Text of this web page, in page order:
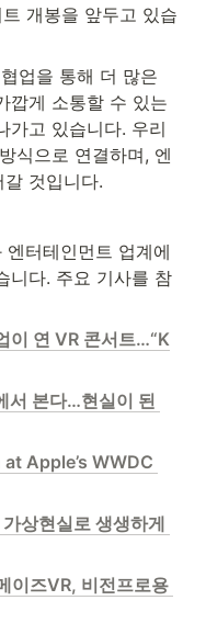
개봉을 앞두고 있습
업을 통해 더 많은
깝게 소통할 수 있는
가고 있습니다. 우리
식으로 연결하며, 엔
것입니다.
터테인먼트 업계에
니다. 주요 기사를 참
이 연 VR 콘서트…“K
서 본다…현실이 된
Apple’s WWDC
상현실로 생생하게
이즈VR, 비전프로용